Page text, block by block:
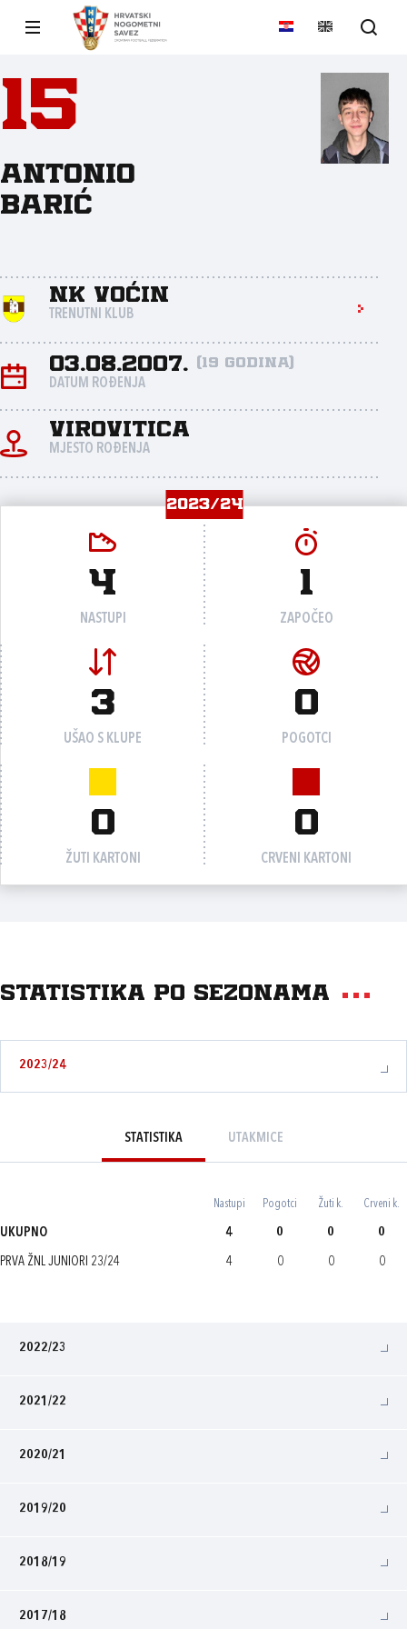
15
Antonio
Barić
NK Voćin
TRENUTNI KLUB
03.08.2007. (19 godina)
DATUM ROĐENJA
Virovitica
MJESTO ROĐENJA
2023/24
4
NASTUPI
1
ZAPOČEO
3
UŠAO S KLUPE
0
POGOTCI
0
ŽUTI KARTONI
0
CRVENI KARTONI
Statistika po sezonama
2023/24
STATISTIKA UTAKMICE
Nastupi Pogotci Žuti k. Crveni k.
UKUPNO 4 0 0 0
PRVA ŽNL JUNIORI 23/24 4 0 0 0
2022/23
2021/22
2020/21
2019/20
2018/19
2017/18